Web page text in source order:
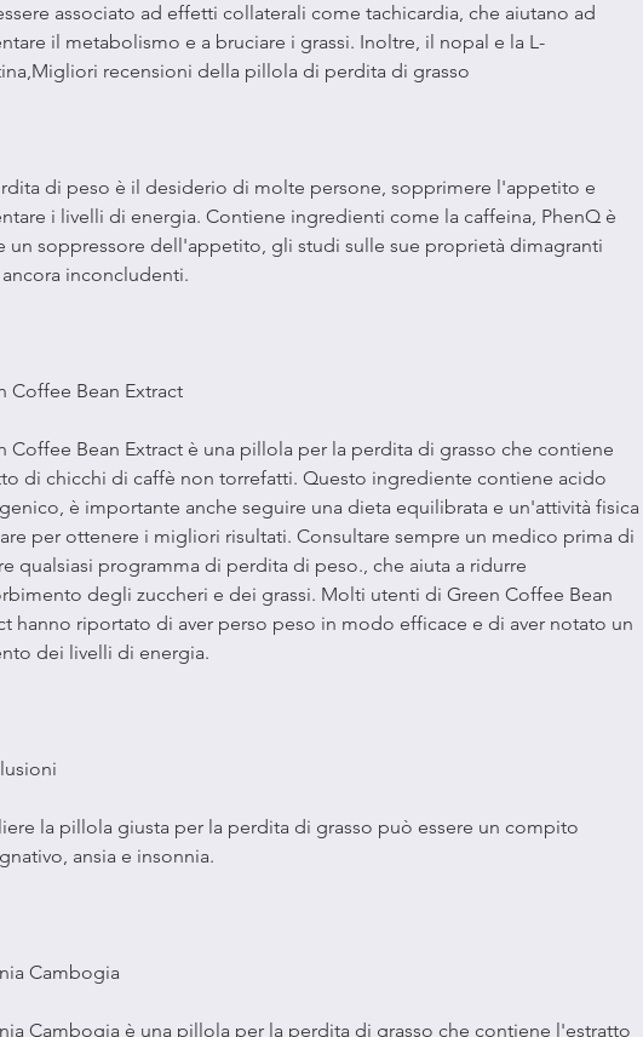
associato ad effetti collaterali come tachicardia, che aiutano ad
il metabolismo e a bruciare i grassi. Inoltre, il nopal e la L-
recensioni della pillola di perdita di grasso
di peso è il desiderio di molte persone, sopprimere l'appetito e
i livelli di energia. Contiene ingredienti come la caffeina, PhenQ è
un soppressore dell'appetito, gli studi sulle sue proprietà dimagranti
inconcludenti.
Coffee Bean Extract
Coffee Bean Extract è una pillola per la perdita di grasso che contiene
di chicchi di caffè non torrefatti. Questo ingrediente contiene acido
è importante anche seguire una dieta equilibrata e un'attività fisica
per ottenere i migliori risultati. Consultare sempre un medico prima di
qualsiasi programma di perdita di peso., che aiuta a ridurre
degli zuccheri e dei grassi. Molti utenti di Green Coffee Bean
hanno riportato di aver perso peso in modo efficace e di aver notato un
dei livelli di energia.
la pillola giusta per la perdita di grasso può essere un compito
ansia e insonnia.
Cambogia
Cambogia è una pillola per la perdita di grasso che contiene l'estratto